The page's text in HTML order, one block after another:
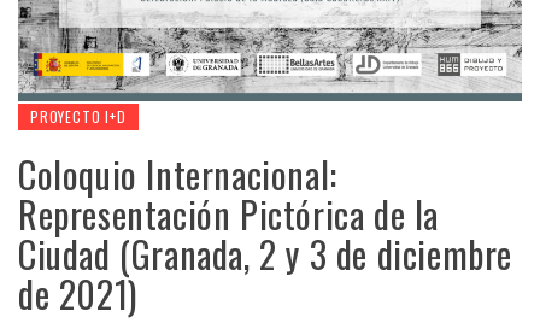
PROYECTO I+D
Coloquio Internacional:
Representación Pictórica de la
Ciudad (Granada, 2 y 3 de diciembre
de 2021)